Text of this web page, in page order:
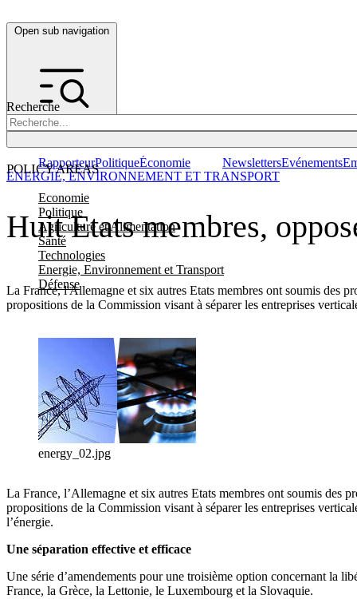
Open sub navigation
Recherche
POLICY AREAS
Economie
Politique
Agriculture et Alimentation
Santé
Technologies
Energie, Environnement et Transport
Défense
RapporteurPolitiqueÉconomie NewslettersEvénements
Huit Etats membres,
La France, l'Allemagne et six autres Etats membres ont soumis des
propositions de la Commission visant à séparer les entreprises
ENERGIE, ENVIRONNEMENT ET TRANSPORT
energy_02.jpg
La France, l’Allemagne et six autres Etats membres ont soumis
propositions de la Commission visant à séparer les entreprises
l’énergie.
Une séparation effective et efficace
Une série d’amendements pour une troisième option concernant la
France, la Grèce, la Lettonie, le Luxembourg et la Slovaquie.